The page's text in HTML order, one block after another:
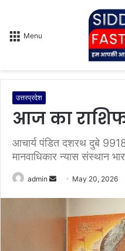
Menu
उत्तरप्रदेश
आज का
आचार्य पंडित दशरथ दुबे
मानवाधिकार न्यास संस्थान
admin May 20, 2026